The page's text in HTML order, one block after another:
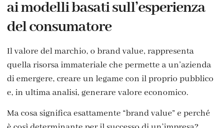
ai modelli basati sull’esperienza
del consumatore
Il valore del marchio, o brand value, rappresenta
quella risorsa immateriale che permette a un’azienda
di emergere, creare un legame con il proprio pubblico
e, in ultima analisi, generare valore economico.
Ma cosa significa esattamente “brand value” e perché